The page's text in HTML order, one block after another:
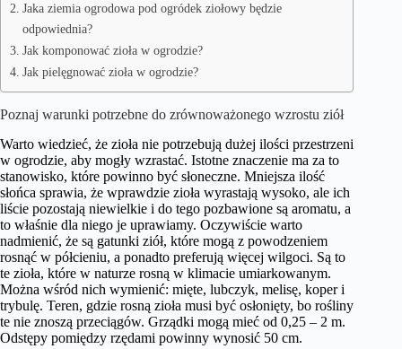
Jaka ziemia ogrodowa pod ogródek ziołowy będzie
odpowiednia?
Jak komponować zioła w ogrodzie?
Jak pielęgnować zioła w ogrodzie?
Poznaj warunki potrzebne do zrównoważonego wzrostu ziół
Warto wiedzieć, że zioła nie potrzebują dużej ilości przestrzeni
w ogrodzie, aby mogły wzrastać. Istotne znaczenie ma za to
stanowisko, które powinno być słoneczne. Mniejsza ilość
słońca sprawia, że wprawdzie zioła wyrastają wysoko, ale ich
liście pozostają niewielkie i do tego pozbawione są aromatu, a
to właśnie dla niego je uprawiamy. Oczywiście warto
nadmienić, że są gatunki ziół, które mogą z powodzeniem
rosnąć w półcieniu, a ponadto preferują więcej wilgoci. Są to
te zioła, które w naturze rosną w klimacie umiarkowanym.
Można wśród nich wymienić: mięte, lubczyk, melisę, koper i
trybulę. Teren, gdzie rosną zioła musi być osłonięty, bo rośliny
te nie znoszą przeciągów. Grządki mogą mieć od 0,25 – 2 m.
Odstępy pomiędzy rzędami powinny wynosić 50 cm.